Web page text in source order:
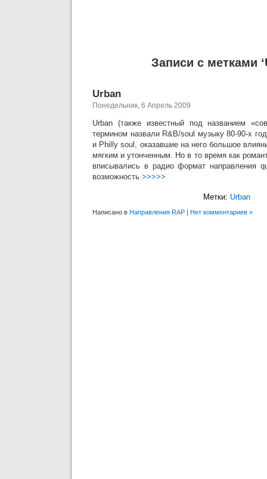
Записи с метками
Urban
Понедельник, 6 Апрель 2009
Urban (также известный под названием
термином назвали R&B/soul музыку 80-90-х
и Philly soul, оказавшие на него большое
мягким и утонченным. Но в то время как
вписывались в радио формат направления
возможность >>>>>
Метки: Urban
Написано в Направления RAP | Нет комментариев »